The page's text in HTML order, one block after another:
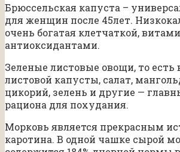
Брюссельская капуста –
для женщин после 45лет.
очень богатая клетчаткой,
антиоксидантами.
Зеленые листовые овощи, то есть
листовой капусты, салат,
цикорий, зелень и другие —
рациона для похудания.
Морковь является прекрасным
каротина. В одной чашке сырой